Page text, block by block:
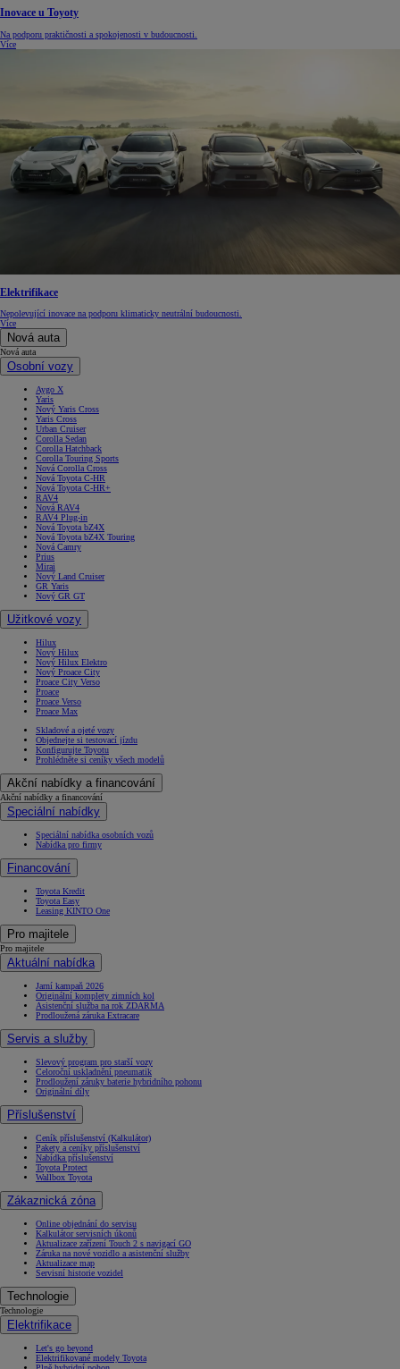
Inovace u Toyoty
Na podporu praktičnosti a spokojenosti v budoucnosti.
Více
Elektrifikace
Nepolevující inovace na podporu klimaticky neutrální budoucnosti.
Více
Nová auta
Nová auta
Osobní vozy
Aygo X
Yaris
Nový Yaris Cross
Yaris Cross
Urban Cruiser
Corolla Sedan
Corolla Hatchback
Corolla Touring Sports
Nová Corolla Cross
Nová Toyota C-HR
Nová Toyota C-HR+
RAV4
Nová RAV4
RAV4 Plug-in
Nová Toyota bZ4X
Nová Toyota bZ4X Touring
Nová Camry
Prius
Mirai
Nový Land Cruiser
GR Yaris
Nový GR GT
Užitkové vozy
Hilux
Nový Hilux
Nový Hilux Elektro
Nový Proace City
Proace City Verso
Proace
Proace Verso
Proace Max
Skladové a ojeté vozy
Objednejte si testovací jízdu
Konfigurujte Toyotu
Prohlédněte si ceníky všech modelů
Akční nabídky a financování
Akční nabídky a financování
Speciální nabídky
Speciální nabídka osobních vozů
Nabídka pro firmy
Financování
Toyota Kredit
Toyota Easy
Leasing KINTO One
Pro majitele
Pro majitele
Aktuální nabídka
Jarní kampaň 2026
Originální komplety zimních kol
Asistenční služba na rok ZDARMA
Prodloužená záruka Extracare
Servis a služby
Slevový program pro starší vozy
Celoroční uskladnění pneumatik
Prodloužení záruky baterie hybridního pohonu
Originální díly
Příslušenství
Ceník příslušenství (Kalkulátor)
Pakety a ceníky příslušenství
Nabídka příslušenství
Toyota Protect
Wallbox Toyota
Zákaznická zóna
Online objednání do servisu
Kalkulátor servisních úkonů
Aktualizace zařízení Touch 2 s navigací GO
Záruka na nové vozidlo a asistenční služby
Aktualizace map
Servisní historie vozidel
Technologie
Technologie
Elektrifikace
Let's go beyond
Elektrifikované modely Toyota